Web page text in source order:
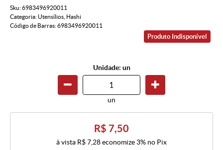
Sku:6983496920011
Categoria: Utensílios Hashi
Código de Barras:6983496920011
Produto Indisponível
Unidade: un
un
R$ 7,50
à vista R$ 7,28economize 3% no Pix